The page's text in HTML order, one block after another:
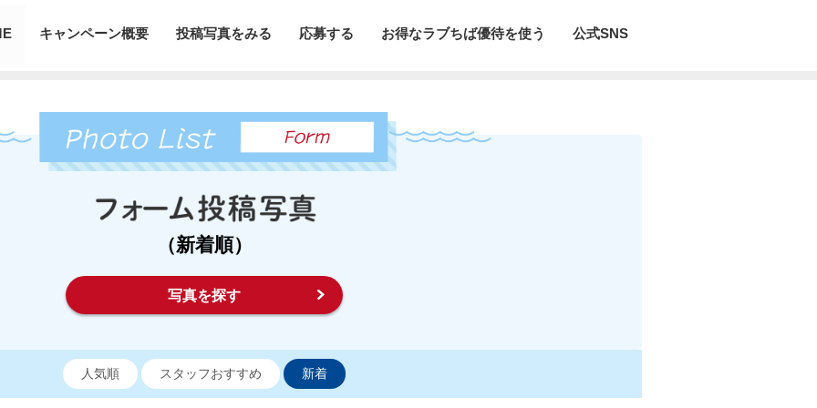
キャンペーン概要 投稿写真をみる 応募する お得なラブちば優待を使う 公式SNS
（新着順）
写真を探す
人気順 スタッフおすすめ 新着